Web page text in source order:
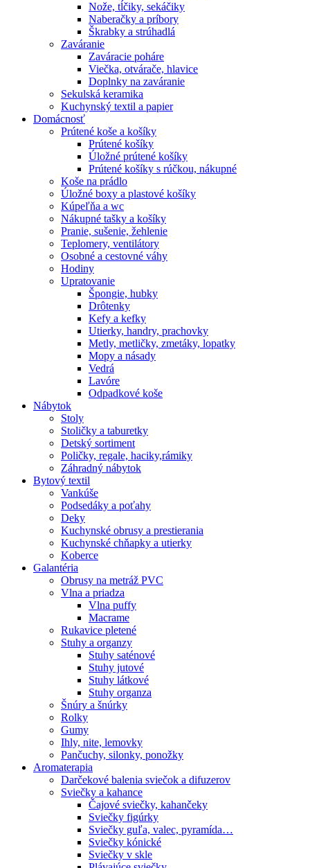
Nože, tĺčiky, sekáčiky
Naberačky a príbory
Škrabky a strúhadlá
Zaváranie
Zaváracie poháre
Viečka, otvárače, hlavice
Doplnky na zaváranie
Sekulská keramika
Kuchynský textil a papier
Domácnosť
Prútené koše a košíky
Prútené košíky
Úložné prútené košíky
Prútené košíky s rúčkou, nákupné
Koše na prádlo
Úložné boxy a plastové košíky
Kúpeľňa a wc
Nákupné tašky a košíky
Pranie, sušenie, žehlenie
Teplomery, ventilátory
Osobné a cestovné váhy
Hodiny
Upratovanie
Špongie, hubky
Drôtenky
Kefy a kefky
Utierky, handry, prachovky
Metly, metličky, zmetáky, lopatky
Mopy a násady
Vedrá
Lavóre
Odpadkové koše
Nábytok
Stoly
Stoličky a taburetky
Detský sortiment
Poličky, regale, haciky,rámiky
Záhradný nábytok
Bytový textil
Vankúše
Podsedáky a poťahy
Deky
Kuchynské obrusy a prestierania
Kuchynské chňapky a utierky
Koberce
Galantéria
Obrusy na metráž PVC
Vlna a priadza
Vlna puffy
Macrame
Rukavice pletené
Stuhy a organzy
Stuhy saténové
Stuhy jutové
Stuhy látkové
Stuhy organza
Šnúry a šnúrky
Rolky
Gumy
Ihly, nite, lemovky
Pančuchy, silonky, ponožky
Aromaterapia
Darčekové balenia sviečok a difuzerov
Sviečky a kahance
Čajové sviečky, kahančeky
Sviečky figúrky
Sviečky guľa, valec, pyramída…
Sviečky kónické
Sviečky v skle